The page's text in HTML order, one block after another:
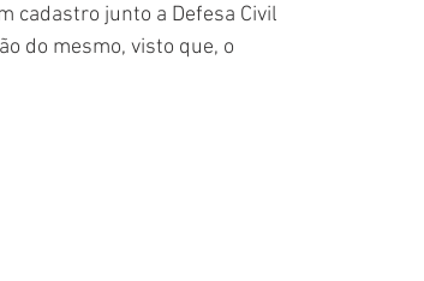
cadastro junto a Defesa Civil
do mesmo, visto que, o